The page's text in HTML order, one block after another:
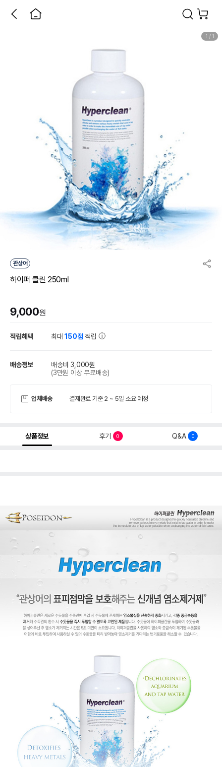
1 / 1
관상어
하이퍼 클린 250ml
9,000원
적립혜택 최대150점 적립
배송정보
배송비 3,000원
(3만원 이상 무료배송)
업체배송 결제완료 기준 2 ~ 5일 소요 예정
상품정보 후기 0 Q&A 0